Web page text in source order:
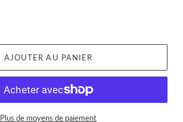
AJOUTER AU PANIER
Plus de moyens de paiement